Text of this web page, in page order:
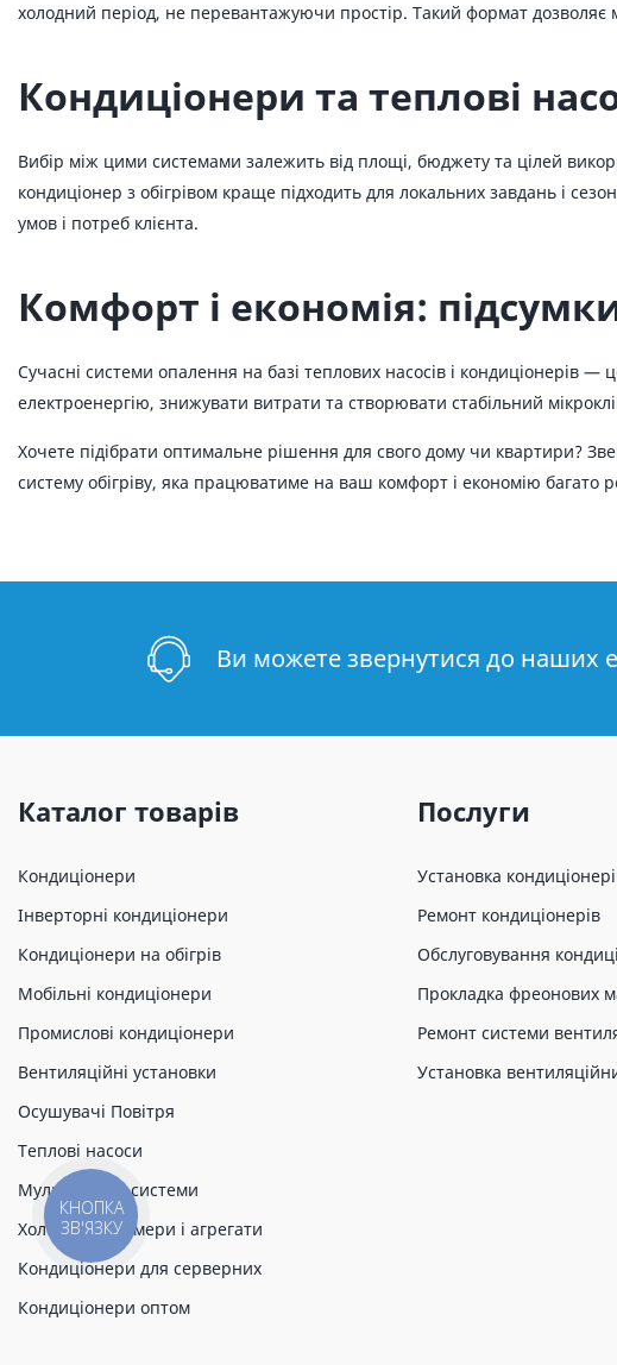
холодний період, не перевантажуючи простір. Такий формат
Кондиціонери та теплові
Вибір між цими системами залежить від площі, бюджету та цілей
кондиціонер з обігрівом краще підходить для локальних завдань і
умов і потреб клієнта.
Комфорт і економія:
Сучасні системи опалення на базі теплових насосів і кондиціонерів
електроенергію, знижувати витрати та створювати стабільний
Хочете підібрати оптимальне рішення для свого дому чи квартири?
систему обігріву, яка працюватиме на ваш комфорт і економію багато
Ви можете звернутися до наших
Каталог товарів
Кондиціонери
Інверторні кондиціонери
Кондиціонери на обігрів
Мобільні кондиціонери
Промислові кондиціонери
Вентиляційні установки
Осушувачі Повітря
Теплові насоси
Мульти спліт системи
Холодильні камери і агрегати
Кондиціонери для серверних
Кондиціонери оптом
Послуги
Установка
Ремонт кондиціонерів
Обслуговування
Прокладка фреонових
Ремонт системи
Установка
КНОПКА
ЗВ'ЯЗКУ